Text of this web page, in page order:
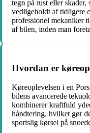
tegn på rust eller
vedligeholdt af tidligere
professionel mekaniker
af bilen, inden man
Hvordan er
Køreoplevelsen i en
bilens avancerede
kombinerer kraftfuld
håndtering, hvilket gør
sportslig kørsel på